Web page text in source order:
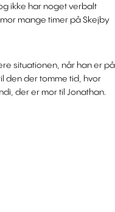
ikke har noget verbalt
mange timer på Skejby
situationen, når han er på
den der tomme tid, hvor
der er mor til Jonathan.